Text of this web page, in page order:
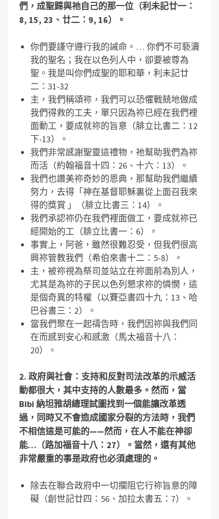
們，成聖歸與祂自己的那一位（利未記廿一：
8, 15, 23 、廿二： 9, 16）。
你們要謹守遵行我的誡命。… 你們不可褻瀆
我的聖名；我在以色列人中，卻要被尊為
聖。我是叫你們成聖的耶和華，利未記廿
二：31-32
主，我們稱頌祢，我們可以恐懼戰兢地做成
我們得救的工夫，單只因為祢已經在我們裡
面動工，要成就祢的旨意（腓立比書二：12
下-13）。
我們非常感謝聖靈這禮物，祂幫助我們為祢
而活（約翰福音十四：26、十六：13）。
我們也讚美祢奇妙的恩典，那幫助我們繼續
努力，去得「神在基督耶穌裏從上面召我來
得的獎賞 」（腓立比書三：14）。
我們承認祢仍在我們裡面做工，要成就祢已
經開始的工（腓立比書一：6）。
事實上，阿爸，雖然很難忍受，但我們很高
興祢管教我們（希伯來書十二：5-8）。
主，被祢視為祭司並站立在祢面前為別人，
尤其是為祢的子民以色列懇求祢的憐憫，這
是個奇異的特權（以賽亞書四十九：13、哈
巴谷書三：2）。
當我們聚在一起禱告時，我們因祢與我們同
在而感到安心和感激（馬太福音十八：
20）。
2. 政府與社會：支持和反對司法改革的示威活
動都很大，其中支持的人數最多。然而，當
Bibi 納坦雅胡總理試圖找到一個能讓改革透
過，同時又不會造成國家分裂的方法時，我們
不相信這是可能的——然而，在人不能在神卻
能…（路加福音十八： 27）。當然，還有其他
非常嚴重的事是政府也必須處理的。
除去在聯合政府中一切攔阻它行祢旨意的障
礙（創世記廿四：56、加拉太書五：7）。